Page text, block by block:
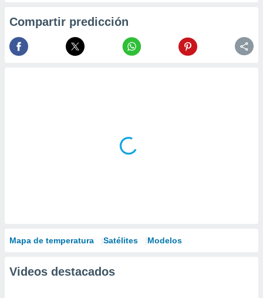
Compartir predicción
Mapa de temperatura Satélites Modelos
Videos destacados